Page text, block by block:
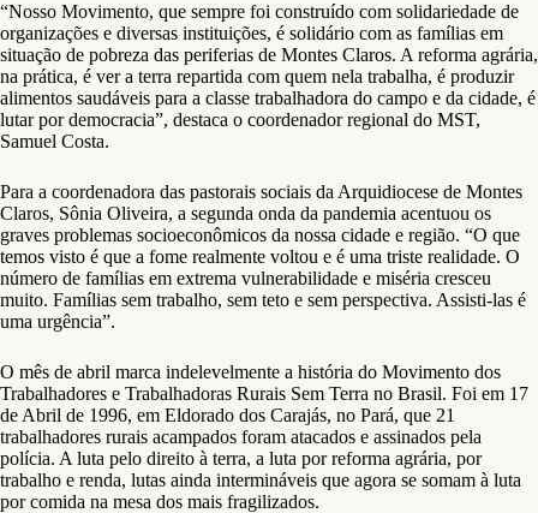
“Nosso Movimento, que sempre foi construído com solidariedade de
organizações e diversas instituições, é solidário com as famílias em
situação de pobreza das periferias de Montes Claros. A reforma agrária,
na prática, é ver a terra repartida com quem nela trabalha, é produzir
alimentos saudáveis para a classe trabalhadora do campo e da cidade, é
lutar por democracia”, destaca o coordenador regional do MST,
Samuel Costa.
Para a coordenadora das pastorais sociais da Arquidiocese de Montes
Claros, Sônia Oliveira, a segunda onda da pandemia acentuou os
graves problemas socioeconômicos da nossa cidade e região. “O que
temos visto é que a fome realmente voltou e é uma triste realidade. O
número de famílias em extrema vulnerabilidade e miséria cresceu
muito. Famílias sem trabalho, sem teto e sem perspectiva. Assisti-las é
uma urgência”.
O mês de abril marca indelevelmente a história do Movimento dos
Trabalhadores e Trabalhadoras Rurais Sem Terra no Brasil. Foi em 17
de Abril de 1996, em Eldorado dos Carajás, no Pará, que 21
trabalhadores rurais acampados foram atacados e assinados pela
polícia. A luta pelo direito à terra, a luta por reforma agrária, por
trabalho e renda, lutas ainda intermináveis que agora se somam à luta
por comida na mesa dos mais fragilizados.